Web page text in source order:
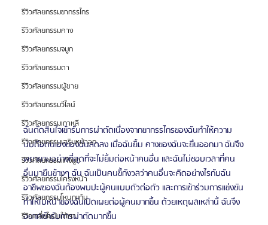
รีวิวศัลยกรรมขากรรไกร
รีวิวศัลยกรรมคาง
รีวิวศัลยกรรมจมูก
รีวิวศัลยกรรมตา
รีวิวศัลยกรรมผู้ชาย
รีวิวศัลยกรรมวีไลน์
รีวิวศัลยกรรมเกาหลี
รีวิวศัลยกรรมเสริมหน้าอก
รีวิวศัลยกรรมแก้จมูก
รีวิวศัลยกรรมโครงหน้า
รีวิวศัลยกรรมโหนกแก้ม
รีวิวเกลี่ยไขมันใต้ตา
ฉันตัดสินใจเข้ารับการผ่าตัดเนื่องจากขากรรไกรของฉันทำให้ความ
นับถือตนเองของฉันลดลง เมื่อฉันยิ้ม คางของฉันจะยื่นออกมา ฉันจึง
พยายามอย่างที่สุดที่จะไม่ยิ้มต่อหน้าคนอื่น และฉันไม่ชอบเวลาที่คน
อื่นมายืนข้างๆ ฉัน ฉันเป็นคนขี้กังวลว่าคนอื่นจะคิดอย่างไรกับฉัน
อาชีพของฉันต้องพบปะผู้คนแบบตัวต่อตัว และการเข้าร่วมการแข่งขัน
ทำให้ใบหน้าของฉันเปิดเผยต่อผู้คนมากขึ้น ด้วยเหตุผลเหล่านี้ ฉันจึง
อยากเข้ารับการผ่าตัดมากขึ้น